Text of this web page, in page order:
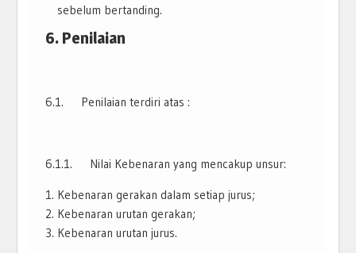
sebelum bertanding.
6. Penilaian
6.1. Penilaian terdiri atas :
6.1.1. Nilai Kebenaran yang mencakup unsur:
Kebenaran gerakan dalam setiap jurus;
Kebenaran urutan gerakan;
Kebenaran urutan jurus.